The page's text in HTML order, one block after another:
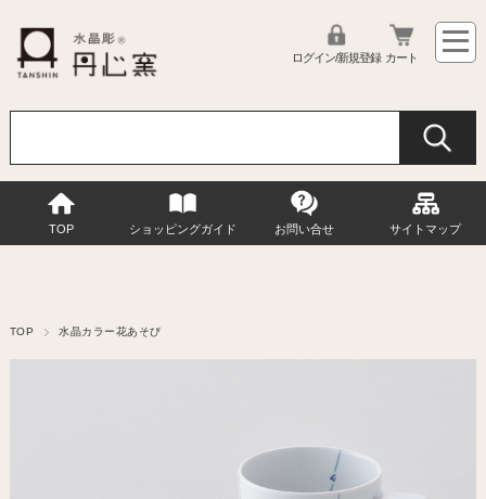
ログイン/新規登録 カート
TOP ショッピングガイド お問い合せ サイトマップ
TOP 水晶カラー花あそび